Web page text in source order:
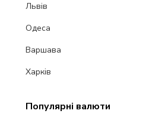
Львів
Одеса
Варшава
Харків
Популярні валюти